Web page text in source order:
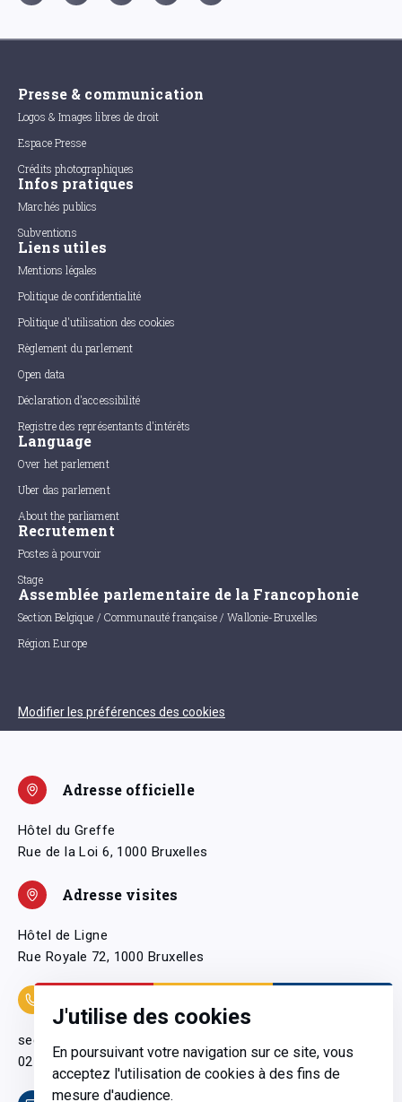
J'utilise des cookies
En poursuivant votre navigation sur ce site, vous
acceptez l'utilisation de cookies à des fins de
mesure d'audience.
Presse & communication
Logos & Images libres de droit
Espace Presse
Crédits photographiques
Infos pratiques
Marchés publics
Subventions
Liens utiles
Mentions légales
Politique de confidentialité
Politique d'utilisation des cookies
Règlement du parlement
Open data
Déclaration d'accessibilité
Registre des représentants d'intérêts
Language
Over het parlement
Uber das parlement
About the parliament
Recrutement
Postes à pourvoir
Stage
Assemblée parlementaire de la Francophonie
Section Belgique / Communauté française / Wallonie-Bruxelles
Région Europe
Modifier les préférences des cookies
Adresse officielle
Hôtel du Greffe
Rue de la Loi 6, 1000 Bruxelles
Adresse visites
Hôtel de Ligne
Rue Royale 72, 1000 Bruxelles
secretariatgeneral@pfwb.be
02 506 38 11